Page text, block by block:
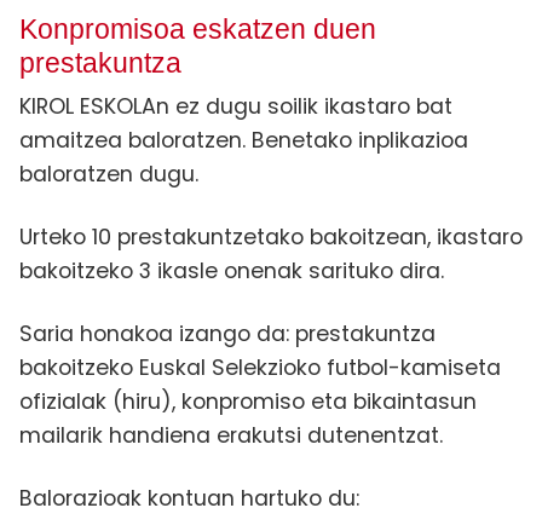
Konpromisoa eskatzen duen
prestakuntza
KIROL ESKOLAn ez dugu soilik ikastaro bat
amaitzea baloratzen. Benetako inplikazioa
baloratzen dugu.
Urteko 10 prestakuntzetako bakoitzean, ikastaro
bakoitzeko 3 ikasle onenak sarituko dira.
Saria honakoa izango da: prestakuntza
bakoitzeko Euskal Selekzioko futbol-kamiseta
ofizialak (hiru), konpromiso eta bikaintasun
mailarik handiena erakutsi dutenentzat.
Balorazioak kontuan hartuko du: